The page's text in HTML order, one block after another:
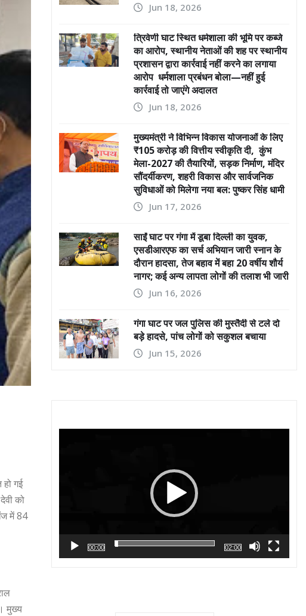
गई
को
में 84
मुख्य
Jun 18, 2026
त्रिवेणी घाट स्थित धर्मशाला की भूमि पर कब्जे
का आरोप, स्थानीय नेताओं की शह पर स्थानीय
प्रशासन द्वारा कार्रवाई नहीं करने का लगाया
आरोप धर्मशाला प्रबंधन बोला—नहीं हुई
कार्रवाई तो जाएंगे अदालत
Jun 18, 2026
मुख्यमंत्री ने विभिन्न विकास योजनाओं के लिए
₹105 करोड़ की वित्तीय स्वीकृति दी, कुंभ
मेला-2027 की तैयारियों, सड़क निर्माण, मंदिर
सौंदर्यीकरण, शहरी विकास और सार्वजनिक
सुविधाओं को मिलेगा नया बल: पुष्कर सिंह धामी
Jun 17, 2026
साईं घाट पर गंगा में डूबा दिल्ली का युवक,
एसडीआरएफ का सर्च अभियान जारी स्नान के
दौरान हादसा, तेज बहाव में बहा 20 वर्षीय शौर्य
नागर; कई अन्य लापता लोगों की तलाश भी जारी
Jun 16, 2026
गंगा घाट पर जल पुलिस की मुस्तैदी से टले दो
बड़े हादसे, पांच लोगों को सकुशल बचाया
Jun 15, 2026
00:00 02:00